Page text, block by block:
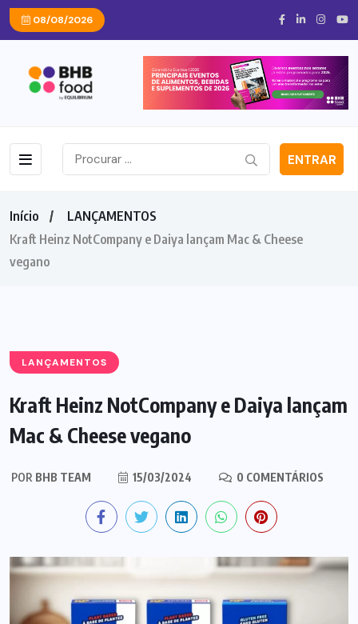
08/08/2026
ENTRAR
Início
LANÇAMENTOS
Kraft Heinz NotCompany e Daiya lançam Mac & Cheese
vegano
LANÇAMENTOS
Kraft Heinz NotCompany e Daiya lançam
Mac & Cheese vegano
POR BHB TEAM 15/03/2024 0 COMENTÁRIOS